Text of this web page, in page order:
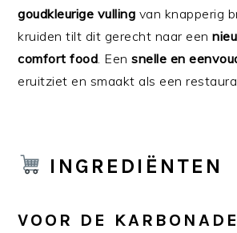
goudkleurige vulling van knapperig
kruiden tilt dit gerecht naar een
comfort food . Eensnelle en
eruitziet en smaakt als een
INGREDIËNTEN
VOOR DE